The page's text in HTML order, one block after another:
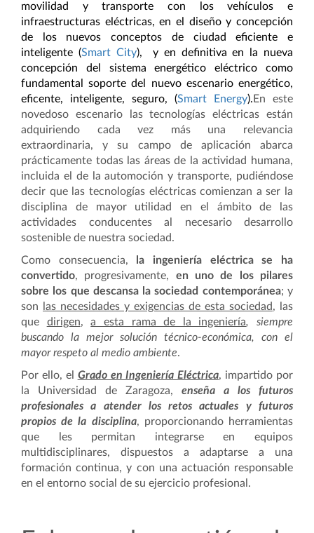
movilidad y transporte con los vehículos e
infraestructuras eléctricas, en el diseño y concepción
de los nuevos conceptos de ciudad eficiente e
inteligente (Smart City), y en definitiva en la nueva
concepción del sistema energético eléctrico como
fundamental soporte del nuevo escenario energético,
eficente, inteligente, seguro, (Smart Energy). En este
novedoso escenario las tecnologías eléctricas están
adquiriendo cada vez más una relevancia
extraordinaria, y su campo de aplicación abarca
prácticamente todas las áreas de la actividad humana,
incluida el de la automoción y transporte, pudiéndose
decir que las tecnologías eléctricas comienzan a ser la
disciplina de mayor utilidad en el ámbito de las
actividades conducentes al necesario desarrollo
sostenible de nuestra sociedad.
Como consecuencia,
la ingeniería eléctrica se ha
convertido, progresivamente, en uno de los pilares
sobre los que descansa la sociedad contemporánea; y
son
las necesidades y exigencias de esta sociedad, las
que dirigen,a esta rama de la ingeniería, siempre
buscando la mejor solución técnico-económica, con el
mayor respeto al medio ambiente.
Por ello, el Grado en Ingeniería Eléctrica, impartido por
la Universidad de Zaragoza, enseña a los futuros
profesionales a atender los retos actuales y futuros
propios de la disciplina, proporcionando herramientas
que les permitan integrarse en equipos
multidisciplinares, dispuestos a adaptarse a una
formación continua, y con una actuación responsable
en el entorno social de su ejercicio profesional.